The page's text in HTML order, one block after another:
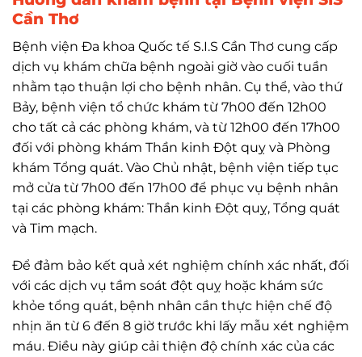
Cần Thơ
Bệnh viện Đa khoa Quốc tế S.I.S Cần Thơ cung cấp
dịch vụ khám chữa bệnh ngoài giờ vào cuối tuần
nhằm tạo thuận lợi cho bệnh nhân. Cụ thể, vào thứ
Bảy, bệnh viện tổ chức khám từ 7h00 đến 12h00
cho tất cả các phòng khám, và từ 12h00 đến 17h00
đối với phòng khám Thần kinh Đột quỵ và Phòng
khám Tổng quát. Vào Chủ nhật, bệnh viện tiếp tục
mở cửa từ 7h00 đến 17h00 để phục vụ bệnh nhân
tại các phòng khám: Thần kinh Đột quỵ, Tổng quát
và Tim mạch.
Để đảm bảo kết quả xét nghiệm chính xác nhất, đối
với các dịch vụ tầm soát đột quỵ hoặc khám sức
khỏe tổng quát, bệnh nhân cần thực hiện chế độ
nhịn ăn từ 6 đến 8 giờ trước khi lấy mẫu xét nghiệm
máu. Điều này giúp cải thiện độ chính xác của các